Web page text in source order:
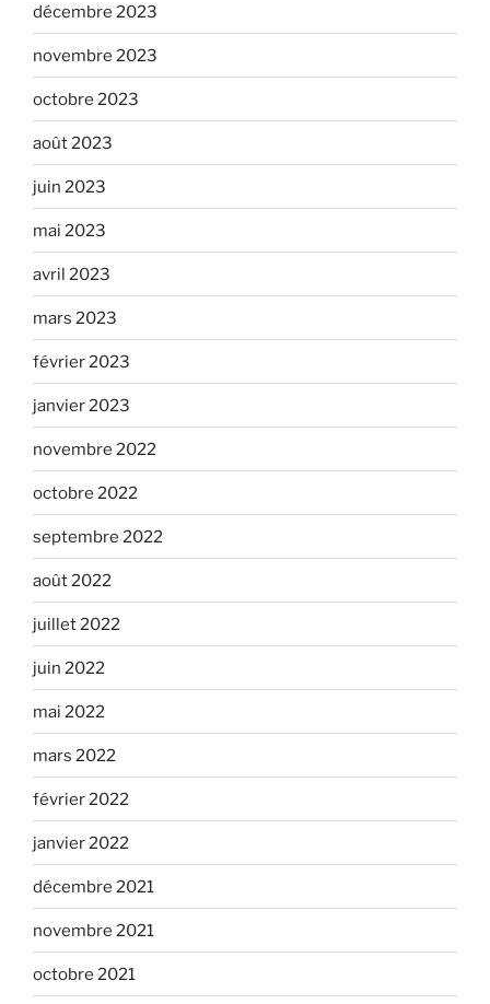
décembre 2023
novembre 2023
octobre 2023
août 2023
juin 2023
mai 2023
avril 2023
mars 2023
février 2023
janvier 2023
novembre 2022
octobre 2022
septembre 2022
août 2022
juillet 2022
juin 2022
mai 2022
mars 2022
février 2022
janvier 2022
décembre 2021
novembre 2021
octobre 2021